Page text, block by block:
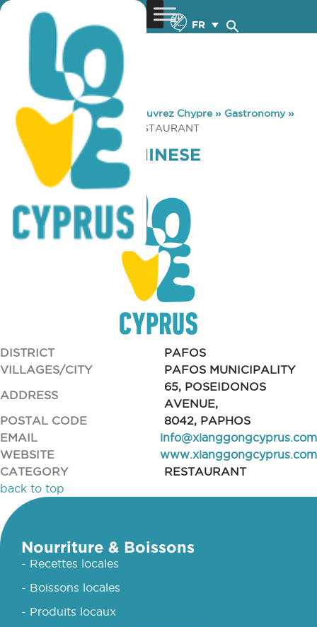
FR
You are here: Home »Découvrez Chypre» Gastronomy»
XIANG GONG CHINESE RESTAURANT
XIANG GONG CHINESE
RESTAURANT
DISTRICT
PAFOS
VILLAGES/CITY
PAFOS MUNICIPALITY
ADDRESS
65, POSEIDONOS
AVENUE,
POSTAL CODE
8042, PAPHOS
EMAIL
info@xianggongcyprus.com
WEBSITE
www.xianggongcyprus.com
CATEGORY
RESTAURANT
back to top
Nourriture & Boissons
- Recettes locales
- Boissons locales
- Produits locaux